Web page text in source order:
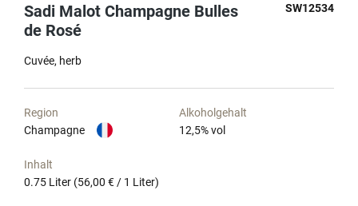
Sadi Malot Champagne Bulles
de Rosé
SW12534
Cuvée herb
Region
Champagne
Alkoholgehalt
12,5% vol
Inhalt
0.75 Liter (56,00 € / 1 Liter)